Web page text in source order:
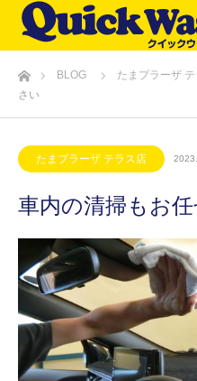
ホームBLOG たまプラーザ
さい
たまプラーザ テラス店
車内の清掃もお